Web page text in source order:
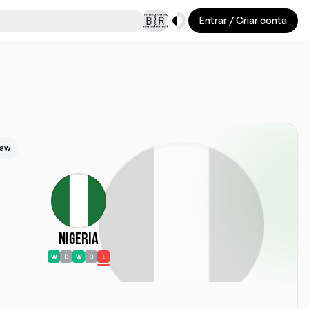
🇧🇷 Toggle theme
Entrar / Criar conta
Nigeria
W D W D L